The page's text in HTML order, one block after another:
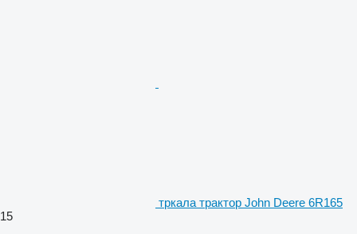
тркала трактор John Deere 6R165
15